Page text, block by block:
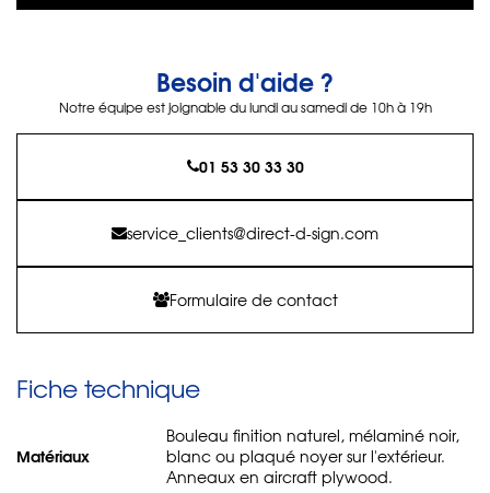
Besoin d'aide ?
Notre équipe est joignable du lundi au samedi de 10h à 19h
01 53 30 33 30
service_clients@direct-d-sign.com
Formulaire de contact
Fiche technique
Matériaux
Bouleau finition naturel, mélaminé noir,
blanc ou plaqué noyer sur l'extérieur.
Anneaux en aircraft plywood.